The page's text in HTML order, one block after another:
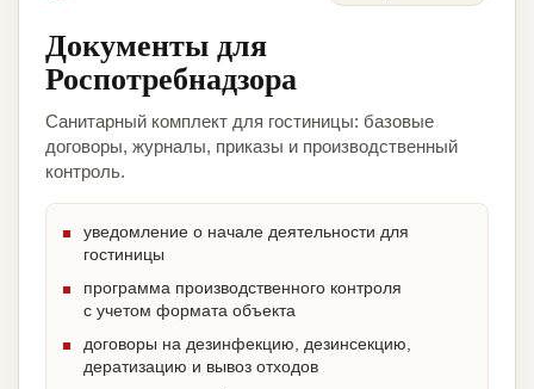
Документы для
Роспотребнадзора
Санитарный комплект для гостиницы: базовые
договоры, журналы, приказы и производственный
контроль.
уведомление о начале деятельности для
гостиницы
программа производственного контроля
с учетом формата объекта
договоры на дезинфекцию, дезинсекцию,
дератизацию и вывоз отходов